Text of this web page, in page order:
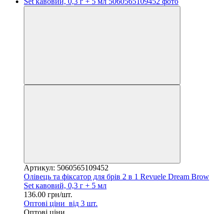
Артикул: 5060565109452
Олівець та фіксатор для брів 2 в 1 Revuele Dream Brow
Set кавовий, 0,3 г + 5 мл
136.00 грн/шт.
Оптові ціни від 3 шт.
Оптові ціни